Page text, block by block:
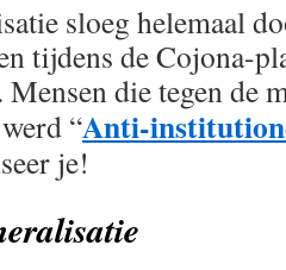
sloeg helemaal
tijdens de Cojona-
. Mensen die tegen de
“Anti-
je!